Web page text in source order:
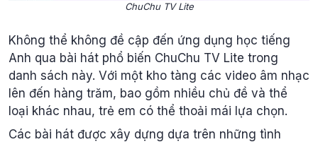
ChuChu TV Lite
Không thể không đề cập đến ứng dụng học tiếng
Anh qua bài hát phổ biến ChuChu TV Lite trong
danh sách này. Với một kho tàng các video âm nhạc
lên đến hàng trăm, bao gồm nhiều chủ đề và thể
loại khác nhau, trẻ em có thể thoải mái lựa chọn.
Các bài hát được xây dựng dựa trên những tình